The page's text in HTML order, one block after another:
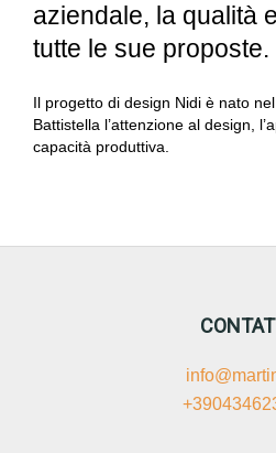
aziendale, la qualità
tutte le sue proposte.
Il progetto di design Nidi è nato
Battistella l’attenzione al design,
capacità produttiva.